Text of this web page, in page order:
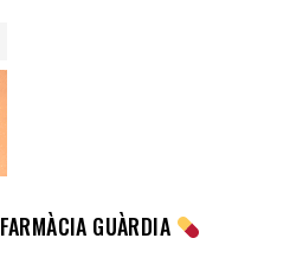
FARMÀCIA GUÀRDIA